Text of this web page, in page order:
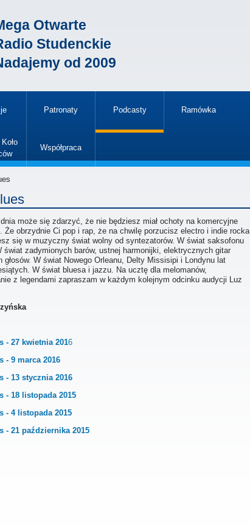
Otwarte
Studenckie
od 2009
Patronaty Podcasty
»
Ramówka
Współpraca
dnia może się zdarzyć, że nie będziesz miał ochoty na komercyjne
Że obrzydnie Ci pop i rap, że na chwilę porzucisz electro i indie rocka
się w muzyczny świat wolny od syntezatorów. W świat saksofonu
świat zadymionych barów, ustnej harmonijki, elektrycznych gitar
głosów. W świat Nowego Orleanu, Delty Missisipi i Londynu lat
W świat bluesa i jazzu. Na ucztę dla melomanów,
z legendami zapraszam w każdym kolejnym odcinku audycji Luz
- 27 kwietnia 2016
- 9 marca 2016
- 13 stycznia 2016
- 18 listopada 2015
- 4 listopada 2015
- 21 października 2015